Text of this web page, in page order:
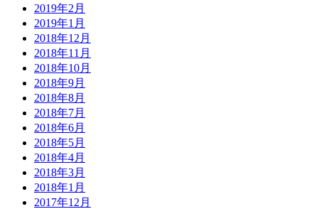
2019年2月
2019年1月
2018年12月
2018年11月
2018年10月
2018年9月
2018年8月
2018年7月
2018年6月
2018年5月
2018年4月
2018年3月
2018年1月
2017年12月